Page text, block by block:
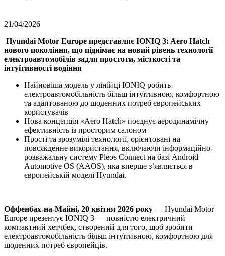
21/04/2026
Hyundai Motor Europe представляє IONIQ 3: Aero Hatch
нового покоління, що піднімає на новий рівень технології
електроавтомобілів задля простоти, місткості та
інтуїтивності водіння
Найновіша модель у лінійці IONIQ робить
електроавтомобільність більш інтуїтивною, комфортною
та адаптованою до щоденних потреб європейських
користувачів
Нова концепція «Aero Hatch» поєднує аеродинамічну
ефективність із просторим салоном
Прості та зрозумілі технології, орієнтовані на
повсякденне використання, включаючи інформаційно-
розважальну систему Pleos Connect на базі Android
Automotive OS (AAOS), яка вперше з’являється в
європейській моделі Hyundai.
Оффенбах-на-Майні, 20 квітня 2026 року — Hyundai Motor
Europe презентує IONIQ 3 — повністю електричний
компактний хетчбек, створений для того, щоб зробити
електроавтомобільність більш інтуїтивною, комфортною для
щоденних потреб європейців.